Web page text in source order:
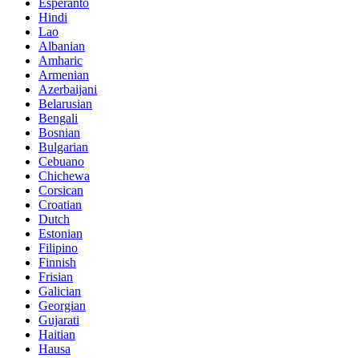
Hindi
Lao
Albanian
Amharic
Armenian
Azerbaijani
Belarusian
Bengali
Bosnian
Bulgarian
Cebuano
Chichewa
Corsican
Croatian
Dutch
Estonian
Filipino
Finnish
Frisian
Galician
Georgian
Gujarati
Haitian
Hausa